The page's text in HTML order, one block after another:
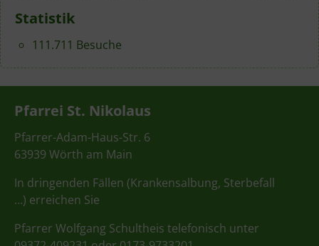
Statistik
111.711 Besuche
Pfarrei St. Nikolaus
Pfarrer-Adam-Haus-Str. 6
63939 Wörth am Main
In dringenden Fällen (Krankensalbung, Sterbefall
…) erreichen Sie
Pfarrer Wolfgang Schultheis telefonisch unter